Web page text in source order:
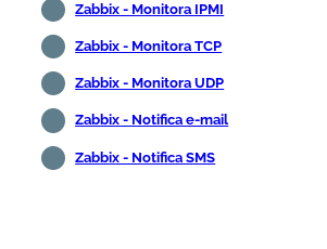
Zabbix - Monitora IPMI
Zabbix - Monitora TCP
Zabbix - Monitora UDP
Zabbix - Notifica e-mail
Zabbix - Notifica SMS